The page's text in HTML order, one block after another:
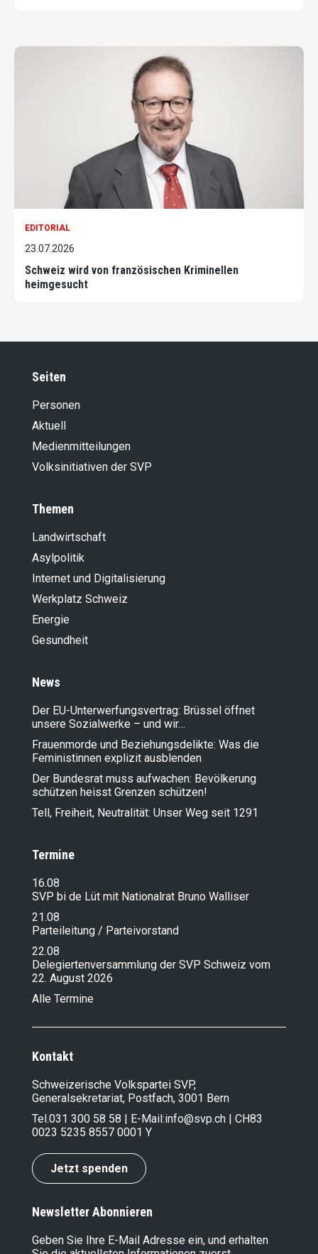
EDITORIAL
23.07.2026
Schweiz wird von französischen Kriminellen
heimgesucht
Seiten
Personen
Aktuell
Medienmitteilungen
Volksinitiativen der SVP
Themen
Landwirt­schaft
Asylpolitik
Internet und Digitalisierung
Werkplatz Schweiz
Energie
Gesundheit
News
Der EU-Unterwerfungsvertrag: Brüssel öffnet
unsere Sozialwerke – und wir…
Frauenmorde und Beziehungsdelikte: Was die
Feministinnen explizit ausblenden
Der Bundesrat muss aufwachen: Bevölkerung
schützen heisst Grenzen schützen!
Tell, Freiheit, Neutralität: Unser Weg seit 1291
Termine
16.08
SVP bi de Lüt mit Nationalrat Bruno Walliser
21.08
Parteileitung / Parteivorstand
22.08
Delegiertenversammlung der SVP Schweiz vom
22. August 2026
Alle Termine
Kontakt
Schweizerische Volkspartei SVP,
Generalsekretariat, Postfach, 3001 Bern
Tel.031 300 58 58 | E-Mail:info@svp.ch | CH83
0023 5235 8557 0001 Y
Jetzt spenden
Newsletter Abonnieren
Geben Sie Ihre E-Mail Adresse ein, und erhalten